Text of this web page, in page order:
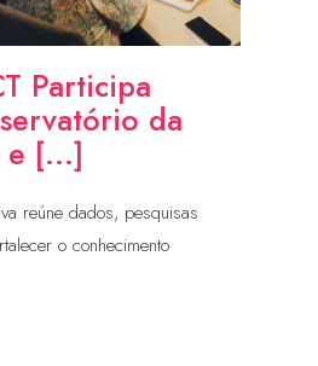
Participa
da
e [...]
reúne dados, pesquisas
o conhecimento